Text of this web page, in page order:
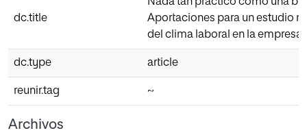
dc.title
Aportaciones para un estudio
del clima laboral en la empresa.
dc.type article
reunir.tag ~
Archivos